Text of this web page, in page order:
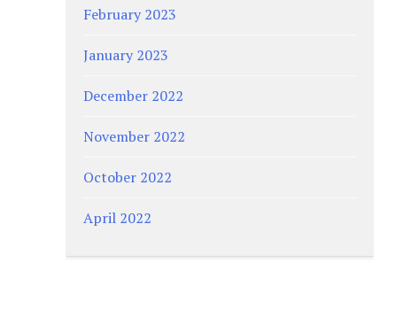
February 2023
January 2023
December 2022
November 2022
October 2022
April 2022